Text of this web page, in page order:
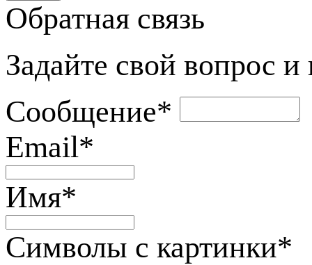
Обратная связь
Задайте свой вопрос
Сообщение*
Email*
Имя*
Символы с картинки*